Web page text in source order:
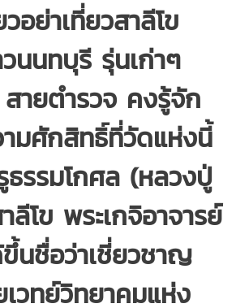
อย่าเที่ยวสาลีโข
นนทบุรี รุ่นเก่าๆ
ายตำรวจ คงรู้จัก
มศักสิทธิ์ที่วัดแห่งนี้
ธรรมโกศล (หลวงปู่
ลีโข พระเกจิอาจารย์
นชื่อว่าเชี่ยวชาญ
เวทย์วิทยาคมแห่ง